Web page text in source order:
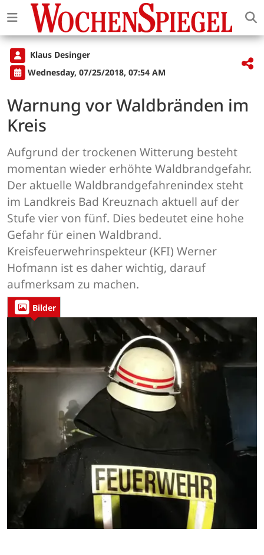
Klaus Desinger
Wednesday, 07/25/2018, 07:54 AM
Warnung vor Waldbränden im
Kreis
Aufgrund der trockenen Witterung besteht
momentan wieder erhöhte Waldbrandgefahr.
Der aktuelle Waldbrandgefahrenindex steht
im Landkreis Bad Kreuznach aktuell auf der
Stufe vier von fünf. Dies bedeutet eine hohe
Gefahr für einen Waldbrand.
Kreisfeuerwehrinspekteur (KFI) Werner
Hofmann ist es daher wichtig, darauf
aufmerksam zu machen.
Bilder